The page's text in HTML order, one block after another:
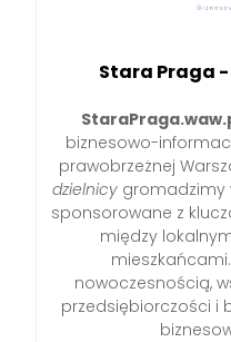
Stara Praga
biznesowo-
prawobrzeżnej
dzielnicy gromadzimy
sponsorowane z
między
nowoczesnością,
przedsiębiorczości i